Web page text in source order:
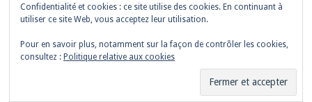
FIÈREMENT PROPULSÉ PAR WORDPRESS |THÈME MOTIF PAR
Confidentialité et cookies : ce site utilise des cookies. En continuant à
utiliser ce site Web, vous acceptez leur utilisation.
Pour en savoir plus, notamment sur la façon de contrôler les cookies,
consultez : Politique relative aux cookies